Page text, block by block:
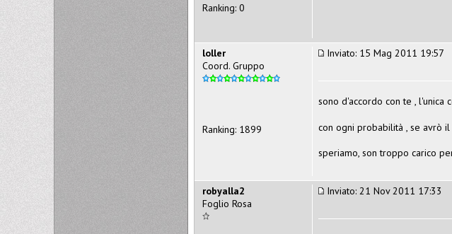
Ranking: 0
Inviato: 15 Mag 2011 19:57
sono d'accordo con te , l'unica
con ogni probabilità , se avrò
speriamo, son troppo carico
loller
Coord. Gruppo
Ranking: 1899
Inviato: 21 Nov 2011 17:33
robyalla2
Foglio Rosa